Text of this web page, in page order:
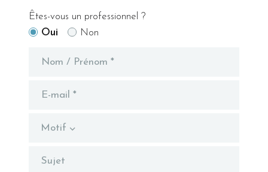
Êtes-vous un professionnel ?
Oui
Non
Motif